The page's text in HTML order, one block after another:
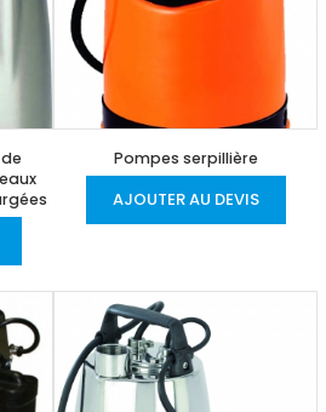
Pompes serpillière
AJOUTER AU DEVIS